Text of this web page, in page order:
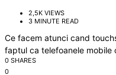
2,5K VIEWS
3 MINUTE READ
Ce facem atunci cand
faptul ca telefoanele mobile
0 SHARES
0